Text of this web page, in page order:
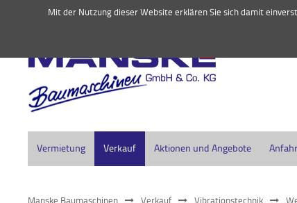
Vermietung Verkauf Aktionen und Angebote
Manske Baumaschinen Verkauf Vibrationstechnik
Mit der Nutzung dieser Website erklären Sie sich damit